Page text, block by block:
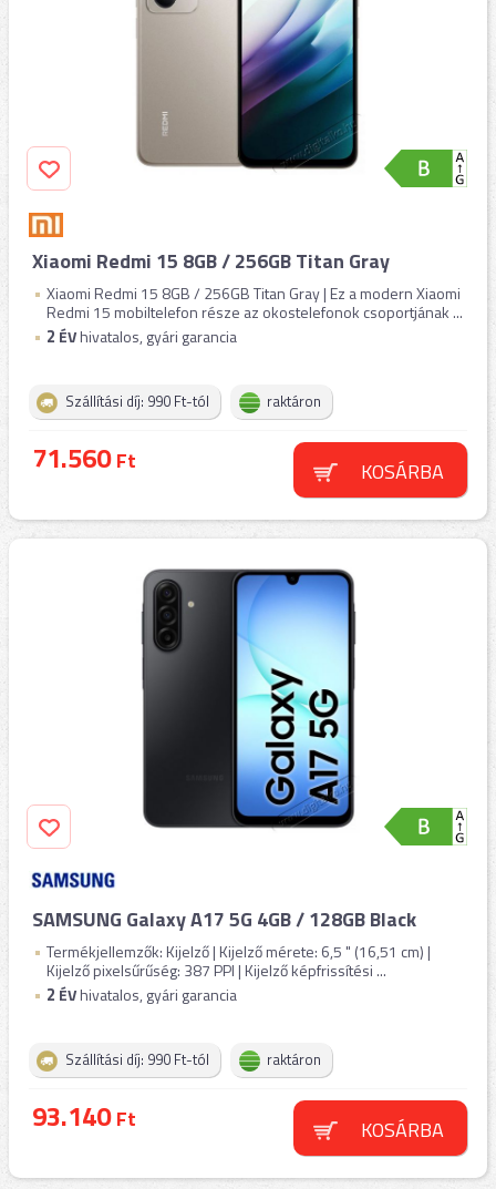
Xiaomi Redmi 15 8GB / 256GB Titan Gray
Xiaomi Redmi 15 8GB / 256GB Titan Gray | Ez a modern Xiaomi
Redmi 15 mobiltelefon része az okostelefonok csoportjának ...
2 ÉVhivatalos, gyári garancia
Szállítási díj: 990 Ft-tól raktáron
71.560Ft KOSÁRBA
SAMSUNG Galaxy A17 5G 4GB / 128GB Black
Termékjellemzők: Kijelző | Kijelző mérete: 6,5 " (16,51 cm) |
Kijelző pixelsűrűség: 387 PPI | Kijelző képfrissítési ...
2 ÉVhivatalos, gyári garancia
Szállítási díj: 990 Ft-tól raktáron
93.140Ft KOSÁRBA